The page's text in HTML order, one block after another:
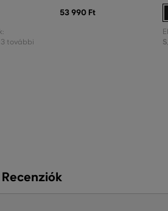
53 990 Ft
további S
Recenziók